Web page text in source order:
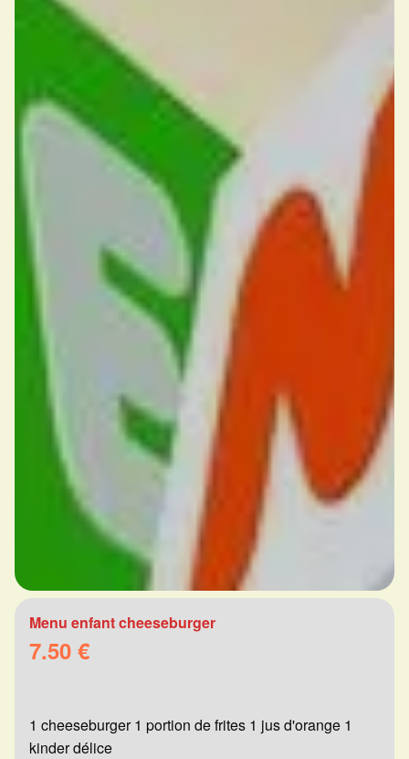
Menu enfant cheeseburger
7.50 €
1 cheeseburger 1 portion de frites 1 jus d'orange 1
kinder délice